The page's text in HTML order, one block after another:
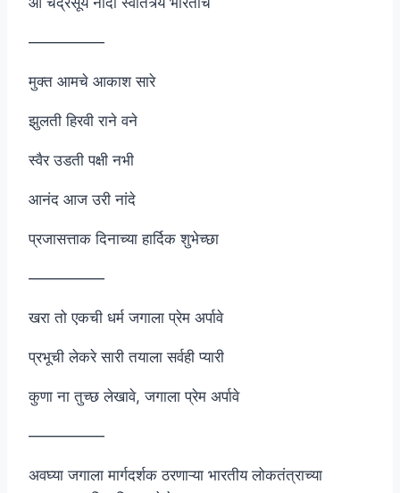
—————
मुक्त आमचे आकाश सारे
झुलती हिरवी राने वने
स्वैर उडती पक्षी नभी
आनंद आज उरी नांदे
प्रजासत्ताक दिनाच्या हार्दिक शुभेच्छा
—————
खरा तो एकची धर्म जगाला प्रेम अर्पावे
प्रभूची लेकरे सारी तयाला सर्वही प्यारी
कुणा ना तुच्छ लेखावे, जगाला प्रेम अर्पावे
—————
अवघ्या जगाला मार्गदर्शक ठरणाऱ्या भारतीय लोकतंत्राच्या